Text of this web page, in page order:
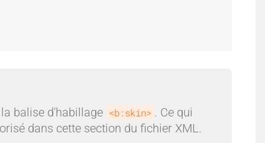
balise d'habillage <b:skin> . Ce qui
dans cette section du fichier XML.